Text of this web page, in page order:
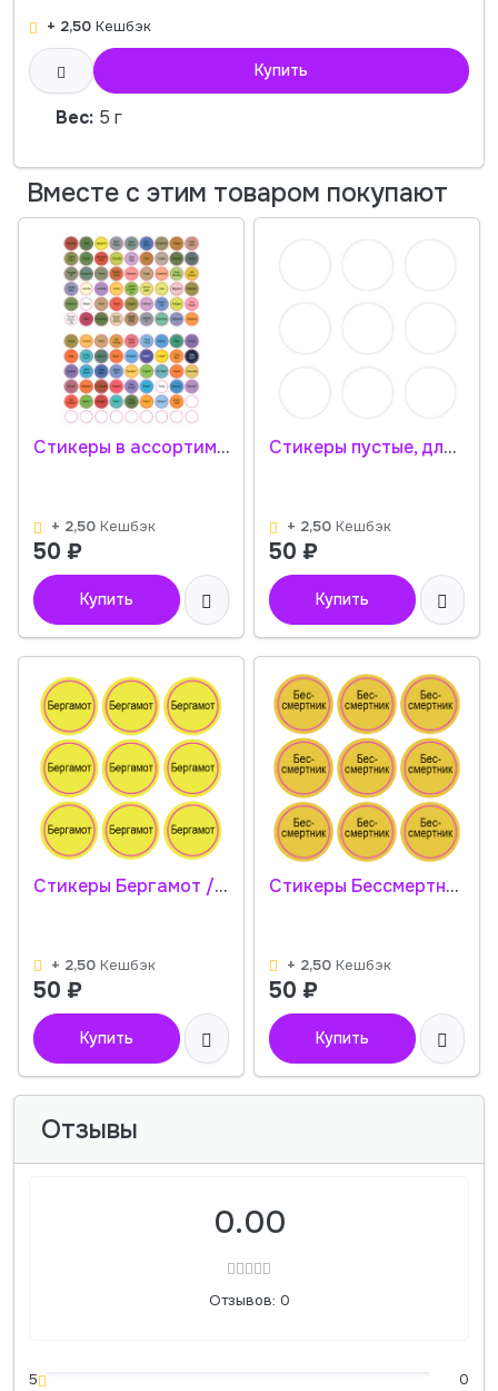
+ 2,50 Кешбэк
Купить
Вес: 5 г
Вместе с этим товаром покупают
Стикеры в ассортименте / 108 стикеров на 1 листе
+ 2,50 Кешбэк
50 ₽
Купить
Стикеры пустые, для самостоятельного написания / 108 стикеров на 1 листе
+ 2,50 Кешбэк
50 ₽
Купить
Стикеры Бергамот / Bergamot / 108 стикеров на 1 листе
+ 2,50 Кешбэк
50 ₽
Купить
Стикеры Бессмертник / Helichrysum / 108 стикеров на 1 листе
+ 2,50 Кешбэк
50 ₽
Купить
Отзывы
0.00
Отзывов: 0
5
0